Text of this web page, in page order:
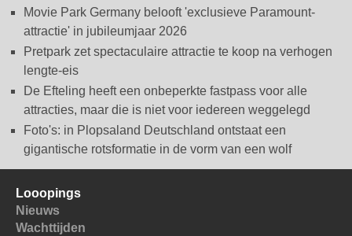
Movie Park Germany belooft 'exclusieve Paramount-
attractie' in jubileumjaar 2026
Pretpark zet spectaculaire attractie te koop na verhogen
lengte-eis
De Efteling heeft een onbeperkte fastpass voor alle
attracties, maar die is niet voor iedereen weggelegd
Foto's: in Plopsaland Deutschland ontstaat een
gigantische rotsformatie in de vorm van een wolf
Looopings
Nieuws
Wachttijden